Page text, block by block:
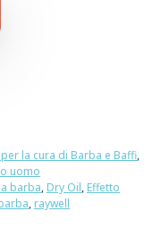
la cura di Barba e Baffi,
uomo
barba, Dry Oil, Effetto
, raywell